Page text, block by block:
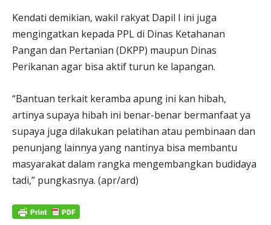
Kendati demikian, wakil rakyat Dapil I ini juga
mengingatkan kepada PPL di Dinas Ketahanan
Pangan dan Pertanian (DKPP) maupun Dinas
Perikanan agar bisa aktif turun ke lapangan.
“Bantuan terkait keramba apung ini kan hibah,
artinya supaya hibah ini benar-benar bermanfaat ya
supaya juga dilakukan pelatihan atau pembinaan dan
penunjang lainnya yang nantinya bisa membantu
masyarakat dalam rangka mengembangkan budidaya
tadi,” pungkasnya. (apr/ard)